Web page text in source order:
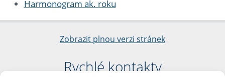
Harmonogram ak. roku
Zobrazit plnou verzi stránek
Rychlé kontakty